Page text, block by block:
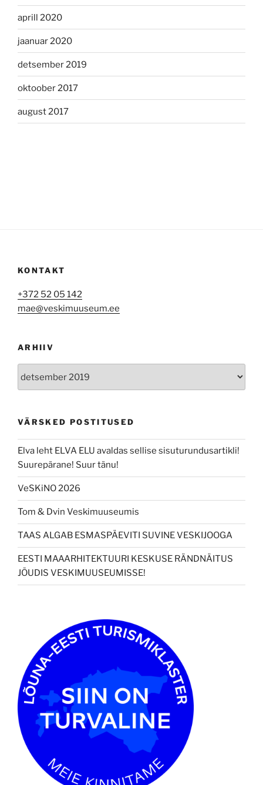
aprill 2020
jaanuar 2020
detsember 2019
oktoober 2017
august 2017
KONTAKT
+372 52 05 142
mae@veskimuuseum.ee
ARHIIV
VÄRSKED POSTITUSED
Elva leht ELVA ELU avaldas sellise sisuturundusartikli!
Suurepärane! Suur tänu!
VeSKiNO 2026
Tom & Dvin Veskimuuseumis
TAAS ALGAB ESMASPÄEVITI SUVINE VESKIJOOGA
EESTI MAAARHITEKTUURI KESKUSE RÄNDNÄITUS
JÕUDIS VESKIMUUSEUMISSE!